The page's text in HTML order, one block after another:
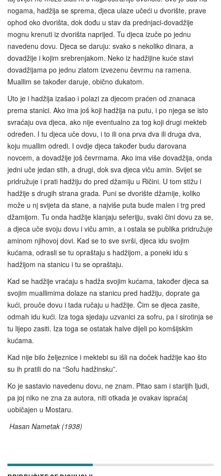
nogama, hadžija se sprema, djeca ulaze učeći u dvorište, prave
ophod oko dvorišta, dok dođu u stav da prednjaci-dovadžije
mognu krenuti iz dvorišta naprijed. Tu djeca izuče po jednu
navedenu dovu. Djeca se daruju: svako s nekoliko dinara, a
dovadžije i kojim srebrenjakom. Neko iz hadžijine kuće stavi
dovadžijama po jednu zlatom izvezenu čevrmu na ramena.
Muallim se također daruje, obično dukatom.
Uto je i hadžija izašao i polazi za djecom praćen od znanaca
prema stanici. Ako ima još koji hadžija na putu, i po njega se isto
svraćaju ova djeca, ako nije eventualno za tog koji drugi mekteb
određen. I tu djeca uče dovu, i to ili ona prva dva ili druga dva,
koju muallim odredi. I ovdje djeca također budu darovana
novcem, a dovadžije još čevrmama. Ako ima više dovadžija, onda
jedni uče jedan stih, a drugi, dok sva djeca viču amin. Svijet se
pridružuje i prati hadžiju do pred džamiju u Ričini. U tom stižu i
hadžije s drugih strana grada. Puni se dvorište džamije, koliko
može u nj svijeta da stane, a najviše puta bude malen i trg pred
džamijom. Tu onda hadžije klanjaju seferijju, svaki čini dovu za se,
a djeca uče svoju dovu i viču amin, a i ostala se publika pridružuje
aminom njihovoj dovi. Kad se to sve svrši, djeca idu svojim
kućama, odrasli se tu opraštaju s hadžijom, a poneki idu s
hadžijom na stanicu i tu se opraštaju.
Kad se hadžije vraćaju s hadža svojim kućama, također djeca sa
svojim muallimima dolaze na stanicu pred hadžiju, doprate ga
kući, prouče dovu i tada ručaju u hadžije. Čim se djeca zasite,
odmah idu kući. Iza toga sjedaju uzvanici za sofru, pa i sirotinja se
tu lijepo zasiti. Iza toga se ostatak halve dijeli po komšijskim
kućama.
Kad nije bilo željeznice i mektebi su išli na doček hadžije kao što
su ih pratili do na “Sofu hadžinsku”.
Ko je sastavio navedenu dovu, ne znam. Pitao sam i starijih ljudi,
pa joj niko ne zna za autora, niti otkada je ovakav ispraćaj
uobičajen u Mostaru.
Hasan Nametak (1938)